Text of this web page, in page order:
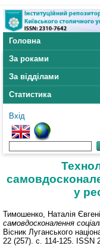
Головна
За роками
За відділами
Статистика
Вхід
у
Тимошенко, Наталія
самовдосконалення
Вісник Луганського
22 (257). с. 114-125. ISSN